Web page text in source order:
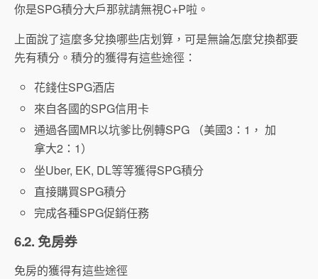
你是SPG積分大戶那就請無視C+P啦。
上面說了這麼多兌換哪些店划算，可是無論怎麼兌換都要
先有積分。積分的獲得有這些途徑：
花錢住SPG酒店
來自各國的SPG信用卡
通過各國MR以坑爹比例轉SPG （美國3：1， 加
拿大2：1）
坐Uber, EK, DL等等獲得SPG積分
直接購買SPG積分
完成各種SPG促銷任務
6.2. 免房券
免房的獲得有這些途徑